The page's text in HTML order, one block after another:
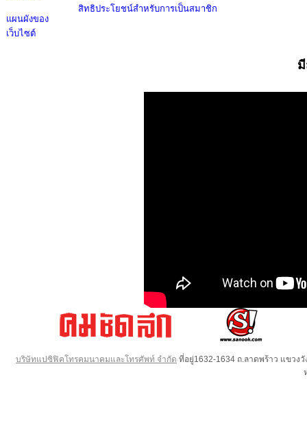
แผนผังของ
เว็บไซต์
สิทธิประโยชน์สำหรับการเป็นสมาชิก
บริษัทแปซิฟิคโทรคมนาคมและโทรศัพท์ จำกัด ที่อยู่1632-1634 ถ.ลาดพร้าว แขวง